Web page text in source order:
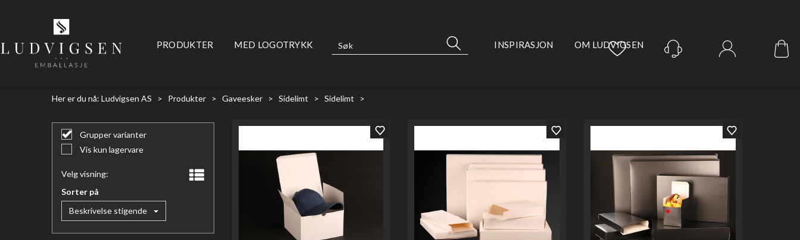
PRODUKTER MED LOGOTRYKK INSPIRASJON OM LUDVIGSEN
Her er du nå: Ludvigsen AS > Produkter > Gaveesker > Sidelimt > Sidelimt >
Grupper varianter
Vis kun lagervare
Velg visning:
Sorter på
Beskrivelse stigende